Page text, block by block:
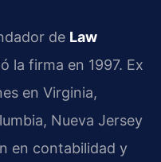
de Law
la firma en 1997. Ex
en Virginia,
Nueva Jersey
en contabilidad y